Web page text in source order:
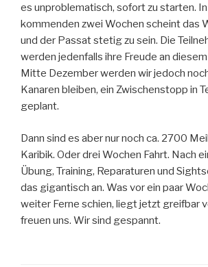
es unproblematisch, sofort zu starten.
kommenden zwei Wochen scheint das
und der Passat stetig zu sein. Die
werden jedenfalls ihre Freude an
Mitte Dezember werden wir jedoch
Kanaren bleiben, ein Zwischenstopp in
geplant.
Dann sind es aber nur noch ca. 2700
Karibik. Oder drei Wochen Fahrt. Nach
Übung, Training, Reparaturen und
das gigantisch an. Was vor ein paar
weiter Ferne schien, liegt jetzt greifbar
freuen uns. Wir sind gespannt.